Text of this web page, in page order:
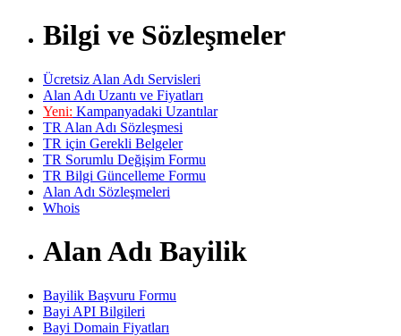
Bilgi ve Sözleşmeler
Ücretsiz Alan Adı Servisleri
Alan Adı Uzantı ve Fiyatları
Yeni: Kampanyadaki Uzantılar
TR Alan Adı Sözleşmesi
TR için Gerekli Belgeler
TR Sorumlu Değişim Formu
TR Bilgi Güncelleme Formu
Alan Adı Sözleşmeleri
Whois
Alan Adı Bayilik
Bayilik Başvuru Formu
Bayi API Bilgileri
Bayi Domain Fiyatları